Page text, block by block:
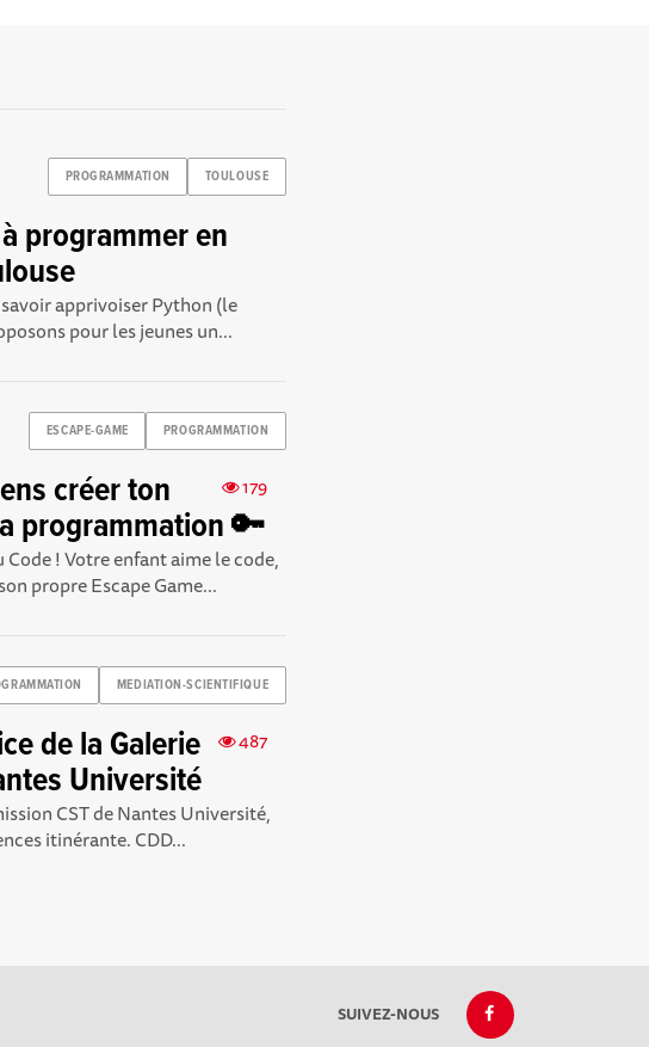
PROGRAMMATION TOULOUSE
programmer en
apprivoiser Python (le
pour les jeunes un...
ESCAPE-GAME PROGRAMMATION
179
créer ton
programmation 🔑
! Votre enfant aime le code,
propre Escape Game...
MEDIATION-SCIENTIFIQUE
487
de la Galerie
Université
CST de Nantes Université,
itinérante. CDD...
SUIVEZ-NOUS